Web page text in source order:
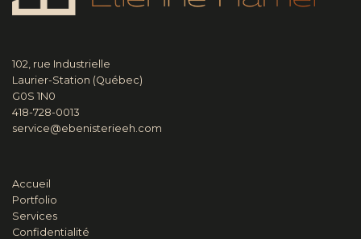
102, rue Industrielle
Laurier-Station (Québec)
G0S 1N0
418-728-0013
service@ebenisterieeh.com
Accueil
Portfolio
Services
Confidentialité